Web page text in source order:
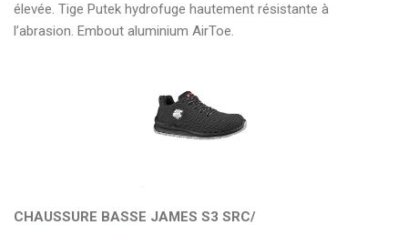
élevée. Tige Putek hydrofuge hautement résistante à
l’abrasion. Embout aluminium AirToe.
CHAUSSURE BASSE JAMES S3 SRC/